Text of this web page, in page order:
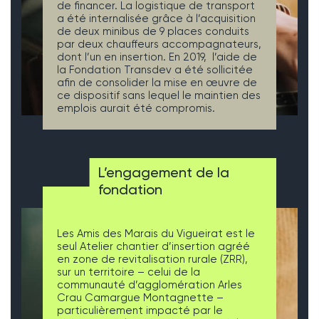
de financer. La logistique de transport
a été internalisée grâce à l’acquisition
de deux minibus de 9 places conduits
par deux chauffeurs accompagnateurs,
dont l’un en insertion. En 2019, l’aide de
la Fondation Transdev a été sollicitée
afin de consolider la mise en œuvre de
ce dispositif sans lequel le maintien des
emplois aurait été compromis.
L’engagement de la
fondation
Les Amis des Marais du Vigueirat est le
seul Atelier chantier d’insertion agréé
en zone de revitalisation rurale (ZRR),
sur un territoire – celui de la
communauté d’agglomération Arles
Crau Camargue Montagnette –
particulièrement impacté par le